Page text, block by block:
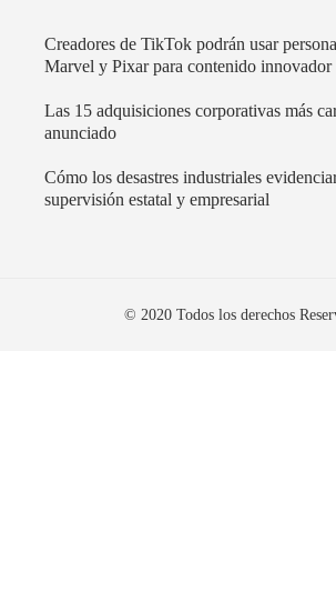
Creadores de TikTok podrán usar
Marvel y Pixar para contenido innovador
Las 15 adquisiciones corporativas más
anunciado
Cómo los desastres industriales
supervisión estatal y empresarial
© 2020 Todos los derechos